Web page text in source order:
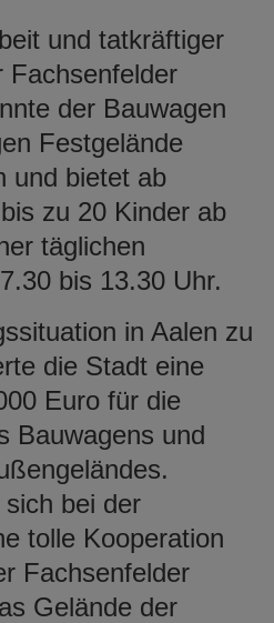
und tatkräftiger
Fachsenfelder
der Bauwagen
Festgelände
und bietet ab
zu 20 Kinder ab
täglichen
bis 13.30 Uhr.
in Aalen zu
die Stadt eine
Euro für die
Bauwagens und
bei der
tolle Kooperation
Fachsenfelder
Gelände der